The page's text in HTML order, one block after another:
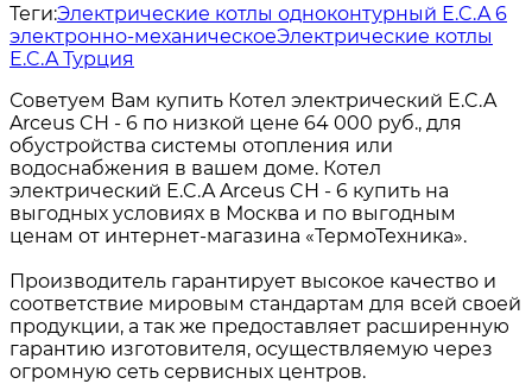
Теги:Электрические котлы одноконтурный E.C.A 6
электронно-механическоеЭлектрические котлы
E.C.A Турция
Советуем Вам купить Котел электрический E.C.A
Arceus CH - 6 по низкой цене 64 000 руб., для
обустройства системы отопления или
водоснабжения в вашем доме. Котел
электрический E.C.A Arceus CH - 6 купить на
выгодных условиях в Москва и по выгодным
ценам от интернет-магазина «ТермоТехника».
Производитель гарантирует высокое качество и
соответствие мировым стандартам для всей своей
продукции, а так же предоставляет расширенную
гарантию изготовителя, осуществляемую через
огромную сеть сервисных центров.